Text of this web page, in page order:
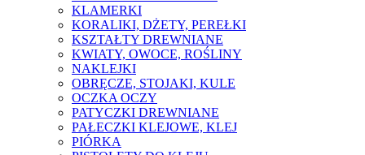
KLAMERKI
KORALIKI, DŻETY, PEREŁKI
KSZTAŁTY DREWNIANE
KWIATY, OWOCE, ROŚLINY
NAKLEJKI
OBRĘCZE, STOJAKI, KULE
OCZKA OCZY
PATYCZKI DREWNIANE
PAŁECZKI KLEJOWE, KLEJ
PIÓRKA